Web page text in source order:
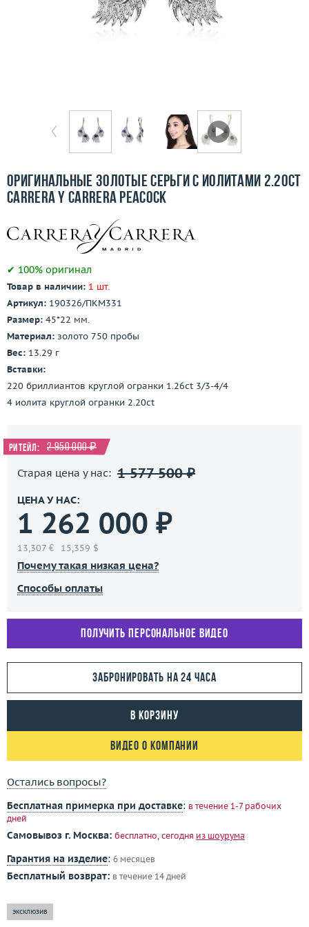
Бесплатная доставка
Контакты
Заказать звонок
Оригинальные золотые серьги с иолитами 2.20ct
Carrera y Carrera Peacock
✔ 100% оригинал
Товар в наличии: 1 шт.
Артикул: 190326/ПКМ331
Размер: 45*22 мм.
Материал: золото 750 пробы
Вес: 13.29 г
Вставки:
220 бриллиантов круглой огранки 1.26ct 3/3-4/4
4 иолита круглой огранки 2.20ct
Ритейл: 2 950 000 ₽
Старая цена у нас: 1 577 500 ₽
ЦЕНА У НАС:
1 262 000 ₽
13,307 € 15,359 $
Почему такая низкая цена?
Способы оплаты
Получить персональное видео
Забронировать на 24 часа
В корзину
Видео о компании
Остались вопросы?
Бесплатная примерка при доставке: в течение 1-7 рабочих
дней
Самовывоз г. Москва: бесплатно, сегодня из шоурума
Гарантия на изделие: 6 месяцев
Бесплатный возврат: в течение 14 дней
эксклюзив